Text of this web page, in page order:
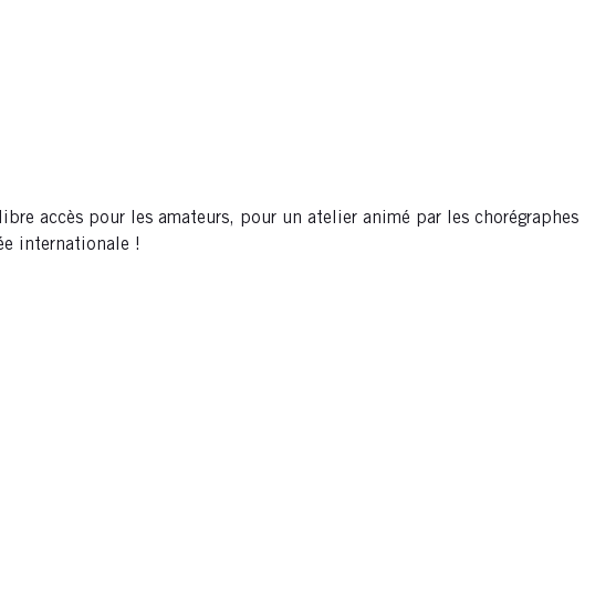
accès pour les amateurs, pour un atelier animé par les chorégraphes
internationale !